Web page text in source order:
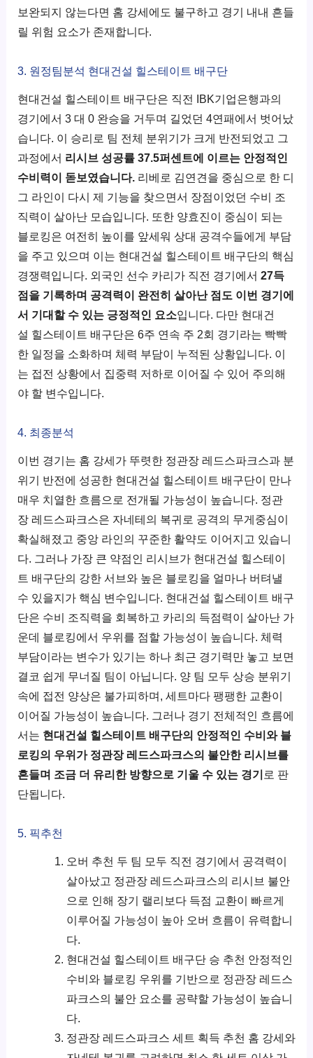
보완되지 않는다면 홈 강세에도 불구하고 경기 내내 흔들
릴 위험 요소가 존재합니다.
3. 원정팀분석 현대건설 힐스테이트 배구단
현대건설 힐스테이트 배구단은 직전 IBK기업은행과의
경기에서 3 대 0 완승을 거두며 길었던 4연패에서 벗어났
습니다. 이 승리로 팀 전체 분위기가 크게 반전되었고 그
과정에서 리시브 성공률 37.5퍼센트에 이르는 안정적인
수비력이 돋보였습니다. 리베로 김연견을 중심으로 한 디
그 라인이 다시 제 기능을 찾으면서 장점이었던 수비 조
직력이 살아난 모습입니다. 또한 양효진이 중심이 되는
블로킹은 여전히 높이를 앞세워 상대 공격수들에게 부담
을 주고 있으며 이는 현대건설 힐스테이트 배구단의 핵심
경쟁력입니다. 외국인 선수 카리가 직전 경기에서27득
점을 기록하며 공격력이 완전히 살아난 점도 이번 경기에
서 기대할 수 있는 긍정적인 요소입니다. 다만 현대건
설 힐스테이트 배구단은 6주 연속 주 2회 경기라는 빡빡
한 일정을 소화하며 체력 부담이 누적된 상황입니다. 이
는 접전 상황에서 집중력 저하로 이어질 수 있어 주의해
야 할 변수입니다.
4. 최종분석
이번 경기는 홈 강세가 뚜렷한 정관장 레드스파크스과 분
위기 반전에 성공한 현대건설 힐스테이트 배구단이 만나
매우 치열한 흐름으로 전개될 가능성이 높습니다. 정관
장 레드스파크스은 자네테의 복귀로 공격의 무게중심이
확실해졌고 중앙 라인의 꾸준한 활약도 이어지고 있습니
다. 그러나 가장 큰 약점인 리시브가 현대건설 힐스테이
트 배구단의 강한 서브와 높은 블로킹을 얼마나 버텨낼
수 있을지가 핵심 변수입니다. 현대건설 힐스테이트 배구
단은 수비 조직력을 회복하고 카리의 득점력이 살아난 가
운데 블로킹에서 우위를 점할 가능성이 높습니다. 체력
부담이라는 변수가 있기는 하나 최근 경기력만 놓고 보면
결코 쉽게 무너질 팀이 아닙니다. 양 팀 모두 상승 분위기
속에 접전 양상은 불가피하며, 세트마다 팽팽한 교환이
이어질 가능성이 높습니다. 그러나 경기 전체적인 흐름에
서는 현대건설 힐스테이트 배구단의 안정적인 수비와 블
로킹의 우위가 정관장 레드스파크스의 불안한 리시브를
흔들며 조금 더 유리한 방향으로 기울 수 있는 경기 로 판
단됩니다.
5. 픽추천
오버 추천 두 팀 모두 직전 경기에서 공격력이
살아났고 정관장 레드스파크스의 리시브 불안
으로 인해 장기 랠리보다 득점 교환이 빠르게
이루어질 가능성이 높아 오버 흐름이 유력합니
다.
현대건설 힐스테이트 배구단 승 추천 안정적인
수비와 블로킹 우위를 기반으로 정관장 레드스
파크스의 불안 요소를 공략할 가능성이 높습니
다.
정관장 레드스파크스 세트 획득 추천 홈 강세와